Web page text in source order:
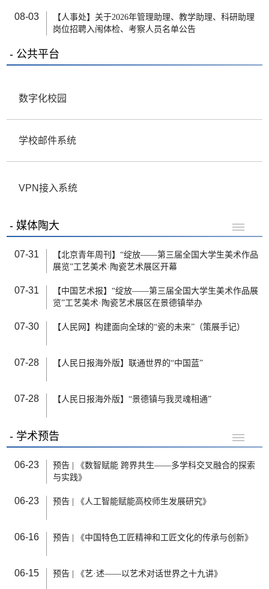
08-03
【人事处】关于2026年管理助理、教学助理、科研助理
岗位招聘入闱体检、考察人员名单公告
公共平台
数字化校园
学校邮件系统
VPN接入系统
媒体陶大
07-31
【北京青年周刊】“绽放——第三届全国大学生美术作品
展览”工艺美术·陶瓷艺术展区开幕
07-31
【中国艺术报】“绽放——第三届全国大学生美术作品展
览”工艺美术·陶瓷艺术展区在景德镇举办
07-30 【人民网】构建面向全球的“瓷的未来”（策展手记）
07-28 【人民日报海外版】联通世界的“中国蓝”
07-28 【人民日报海外版】“景德镇与我灵魂相通”
学术预告
06-23
预告 | 《数智赋能 跨界共生——多学科交叉融合的探索
与实践》
06-23 预告 | 《人工智能赋能高校师生发展研究》
06-16 预告 | 《中国特色工匠精神和工匠文化的传承与创新》
06-15 预告 | 《艺·述——以艺术对话世界之十九讲》